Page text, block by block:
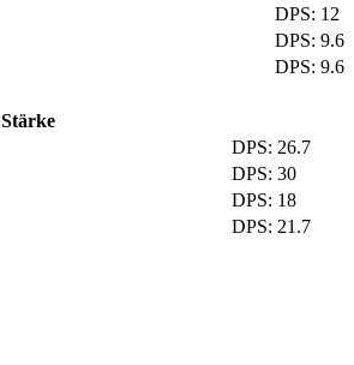
12
9.6
9.6
Stärke
26.7
30
18
21.7